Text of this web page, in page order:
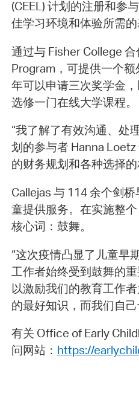
(CEEL) 计划的注册和参
佳学习环境和体验所需
通过与 Fisher College
Program，可提供一个
年可以申请三次奖学金
选修一门在线大学课程。
“我了解了有效沟通、处
划的参与者 Hanna
的财务规划和各种选择
Callejas 与 114 余个剑
童提供服务。在实施整
核心词：鼓舞。
“这次疫情凸显了儿童早
工作者始终受到鼓舞的
以激励我们的教育工作
的最好知识，而我们自
有关 Office of Early
问网站： https://